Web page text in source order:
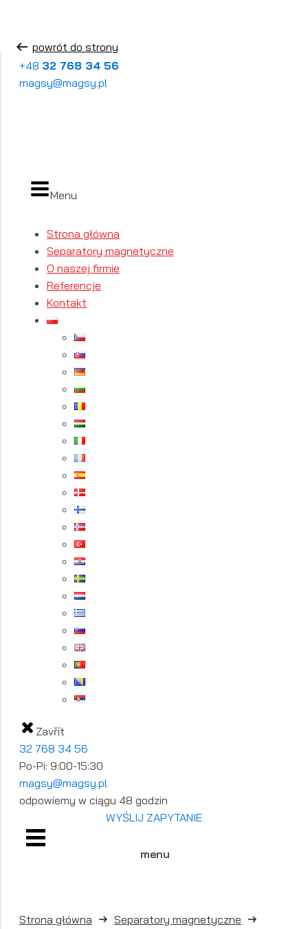
+48 32 768 34 56
magsy@magsy.pl
Menu
Strona główna
Separatory magnetyczne
O naszej firmie
Referencje
Kontakt
Zavřít
32 768 34 56
Po-Pi: 9:00-15:30
magsy@magsy.pl
odpowiemy w ciągu 48 godzin
WYŚLIJ ZAPYTANIE
menu
Strona główna
Separatory magnetyczne
powrót do strony